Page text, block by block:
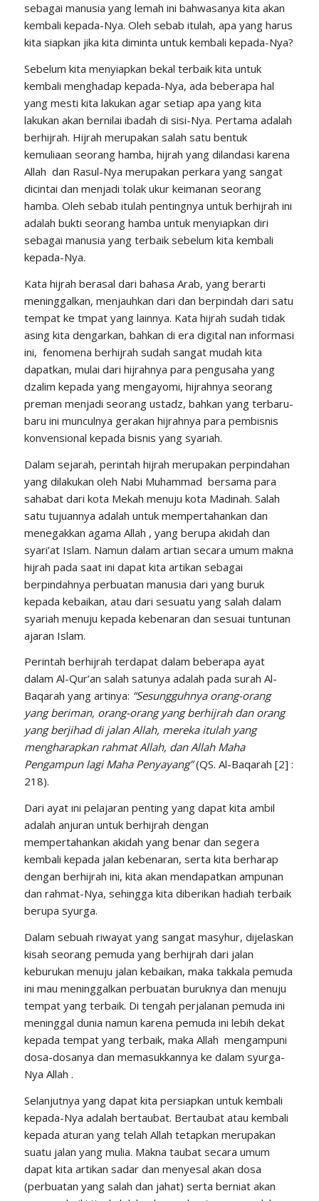
sebagai manusia yang lemah ini bahwasanya kita akan
kembali kepada-Nya. Oleh sebab itulah, apa yang harus
kita siapkan jika kita diminta untuk kembali kepada-Nya?
Sebelum kita menyiapkan bekal terbaik kita untuk
kembali menghadap kepada-Nya, ada beberapa hal
yang mesti kita lakukan agar setiap apa yang kita
lakukan akan bernilai ibadah di sisi-Nya. Pertama adalah
berhijrah. Hijrah merupakan salah satu bentuk
kemuliaan seorang hamba, hijrah yang dilandasi karena
Allah dan Rasul-Nya merupakan perkara yang sangat
dicintai dan menjadi tolak ukur keimanan seorang
hamba. Oleh sebab itulah pentingnya untuk berhijrah ini
adalah bukti seorang hamba untuk menyiapkan diri
sebagai manusia yang terbaik sebelum kita kembali
kepada-Nya.
Kata hijrah berasal dari bahasa Arab, yang berarti
meninggalkan, menjauhkan dari dan berpindah dari satu
tempat ke tmpat yang lainnya. Kata hijrah sudah tidak
asing kita dengarkan, bahkan di era digital nan informasi
ini, fenomena berhijrah sudah sangat mudah kita
dapatkan, mulai dari hijrahnya para pengusaha yang
dzalim kepada yang mengayomi, hijrahnya seorang
preman menjadi seorang ustadz, bahkan yang terbaru-
baru ini munculnya gerakan hijrahnya para pembisnis
konvensional kepada bisnis yang syariah.
Dalam sejarah, perintah hijrah merupakan perpindahan
yang dilakukan oleh Nabi Muhammad bersama para
sahabat dari kota Mekah menuju kota Madinah. Salah
satu tujuannya adalah untuk mempertahankan dan
menegakkan agama Allah , yang berupa akidah dan
syari’at Islam. Namun dalam artian secara umum makna
hijrah pada saat ini dapat kita artikan sebagai
berpindahnya perbuatan manusia dari yang buruk
kepada kebaikan, atau dari sesuatu yang salah dalam
syariah menuju kepada kebenaran dan sesuai tuntunan
ajaran Islam.
Perintah berhijrah terdapat dalam beberapa ayat
dalam Al-Qur’an salah satunya adalah pada surah Al-
Baqarah yang artinya: “Sesungguhnya orang-orang
yang beriman, orang-orang yang berhijrah dan orang
yang berjihad di jalan Allah, mereka itulah yang
mengharapkan rahmat Allah, dan Allah Maha
Pengampun lagi Maha Penyayang”(QS. Al-Baqarah [2] :
218).
Dari ayat ini pelajaran penting yang dapat kita ambil
adalah anjuran untuk berhijrah dengan
mempertahankan akidah yang benar dan segera
kembali kepada jalan kebenaran, serta kita berharap
dengan berhijrah ini, kita akan mendapatkan ampunan
dan rahmat-Nya, sehingga kita diberikan hadiah terbaik
berupa syurga.
Dalam sebuah riwayat yang sangat masyhur, dijelaskan
kisah seorang pemuda yang berhijrah dari jalan
keburukan menuju jalan kebaikan, maka takkala pemuda
ini mau meninggalkan perbuatan buruknya dan menuju
tempat yang terbaik. Di tengah perjalanan pemuda ini
meninggal dunia namun karena pemuda ini lebih dekat
kepada tempat yang terbaik, maka Allah mengampuni
dosa-dosanya dan memasukkannya ke dalam syurga-
Nya Allah .
Selanjutnya yang dapat kita persiapkan untuk kembali
kepada-Nya adalah bertaubat. Bertaubat atau kembali
kepada aturan yang telah Allah tetapkan merupakan
suatu jalan yang mulia. Makna taubat secara umum
dapat kita artikan sadar dan menyesal akan dosa
(perbuatan yang salah dan jahat) serta berniat akan